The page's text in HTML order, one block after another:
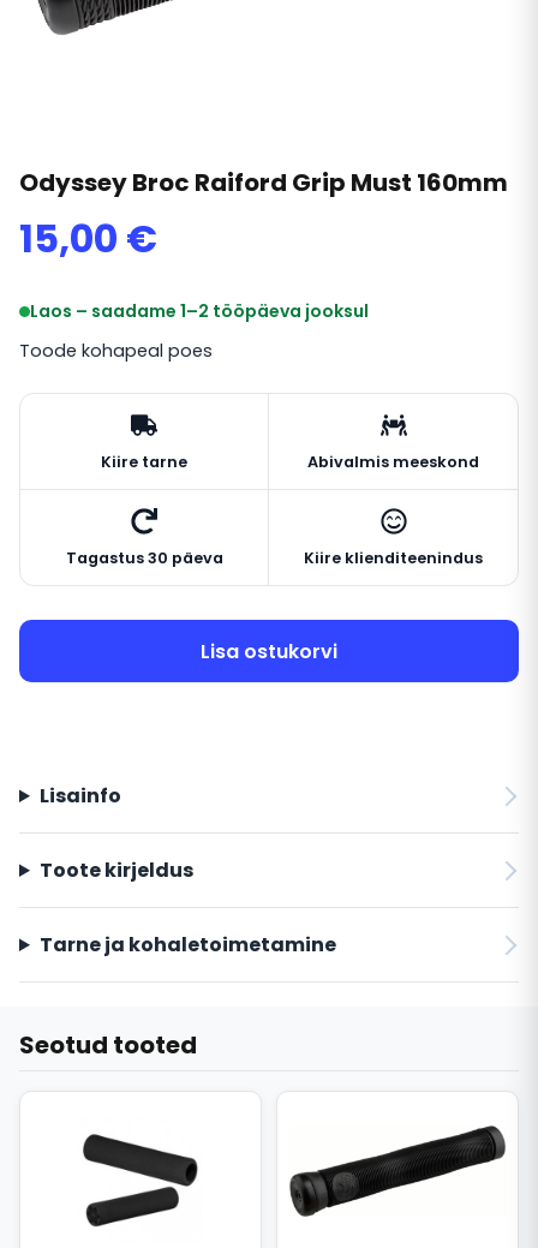
Odyssey Broc Raiford Grip Must 160mm
15,00 €
Laos – saadame 1–2 tööpäeva jooksul
Toode kohapeal poes
Kiire tarne Abivalmis meeskond
Tagastus 30 päeva Kiire klienditeenindus
Lisa ostukorvi
Lisainfo
Toote kirjeldus
Tarne ja kohaletoimetamine
Seotud tooted